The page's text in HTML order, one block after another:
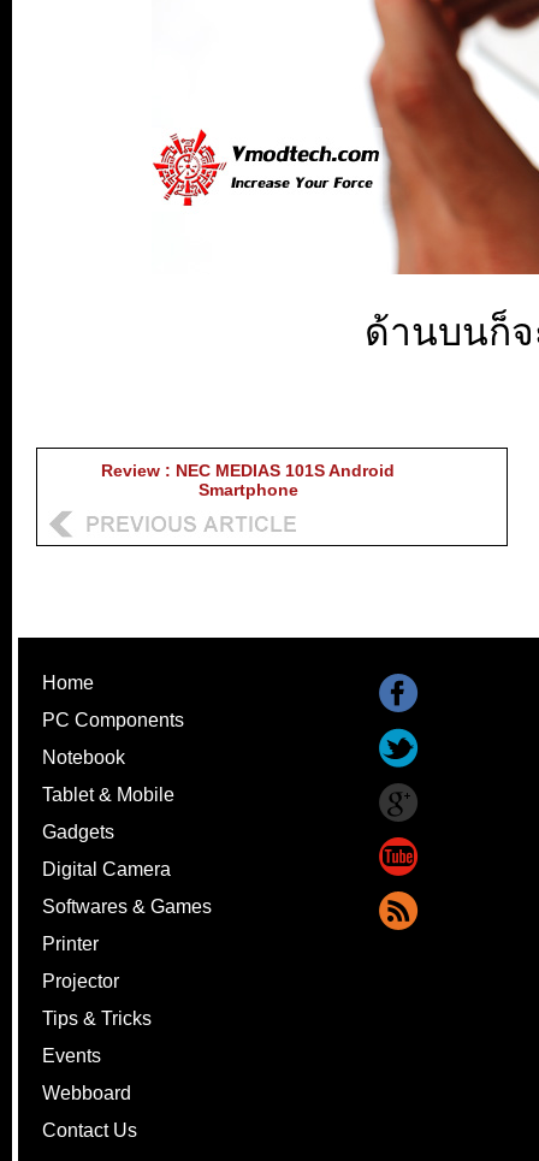
ด้านบนก็จ
Review : NEC MEDIAS 101S Android
Smartphone
Home
PC Components
Notebook
Tablet & Mobile
Gadgets
Digital Camera
Softwares & Games
Printer
Projector
Tips & Tricks
Events
Webboard
Contact Us